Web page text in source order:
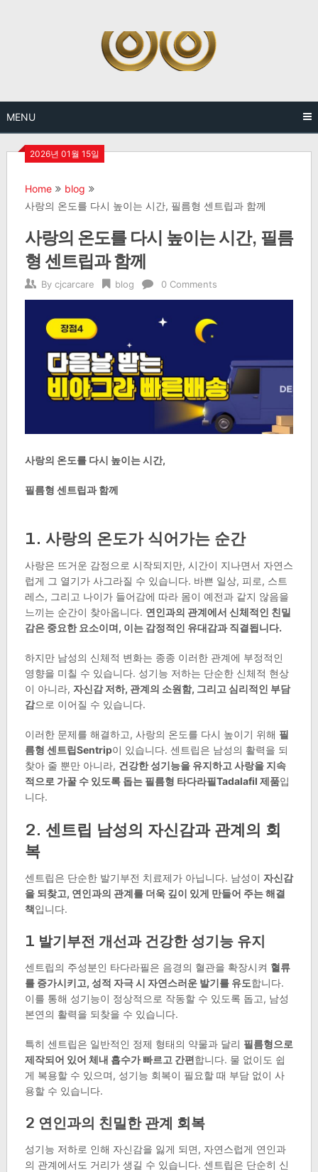
MENU
2026년 01월 15일
Home
blog
사랑의 온도를 다시 높이는 시간, 필름형 센트립과 함께
사랑의 온도를 다시 높이는 시간, 필름
형 센트립과 함께
By cjcarcare blog 0 Comments
사랑의 온도를 다시 높이는 시간,
필름형 센트립과 함께
1. 사랑의 온도가 식어가는 순간
사랑은 뜨거운 감정으로 시작되지만, 시간이 지나면서 자연스
럽게 그 열기가 사그라질 수 있습니다. 바쁜 일상, 피로, 스트
레스, 그리고 나이가 들어감에 따라 몸이 예전과 같지 않음을
느끼는 순간이 찾아옵니다. 연인과의 관계에서 신체적인 친밀
감은 중요한 요소이며, 이는 감정적인 유대감과 직결됩니다.
하지만 남성의 신체적 변화는 종종 이러한 관계에 부정적인
영향을 미칠 수 있습니다. 성기능 저하는 단순한 신체적 현상
이 아니라, 자신감 저하, 관계의 소원함, 그리고 심리적인 부담
감으로 이어질 수 있습니다.
이러한 문제를 해결하고, 사랑의 온도를 다시 높이기 위해 필
름형 센트립Sentrip이 있습니다. 센트립은 남성의 활력을 되
찾아 줄 뿐만 아니라, 건강한 성기능을 유지하고 사랑을 지속
적으로 가꿀 수 있도록 돕는 필름형 타다라필Tadalafil 제품입
니다.
2. 센트립 남성의 자신감과 관계의 회
복
센트립은 단순한 발기부전 치료제가 아닙니다. 남성이 자신감
을 되찾고, 연인과의 관계를 더욱 깊이 있게 만들어 주는 해결
책입니다.
1 발기부전 개선과 건강한 성기능 유지
센트립의 주성분인 타다라필은 음경의 혈관을 확장시켜 혈류
를 증가시키고, 성적 자극 시 자연스러운 발기를 유도합니다.
이를 통해 성기능이 정상적으로 작동할 수 있도록 돕고, 남성
본연의 활력을 되찾을 수 있습니다.
특히 센트립은 일반적인 정제 형태의 약물과 달리 필름형으로
제작되어 있어 체내 흡수가 빠르고 간편합니다. 물 없이도 쉽
게 복용할 수 있으며, 성기능 회복이 필요할 때 부담 없이 사
용할 수 있습니다.
2 연인과의 친밀한 관계 회복
성기능 저하로 인해 자신감을 잃게 되면, 자연스럽게 연인과
의 관계에서도 거리가 생길 수 있습니다. 센트립은 단순히 신